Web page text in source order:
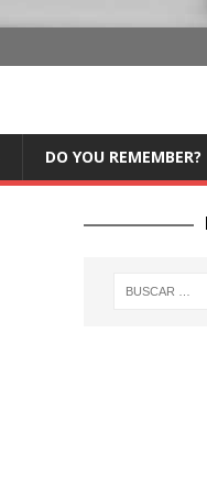
DO YOU REMEMBER?